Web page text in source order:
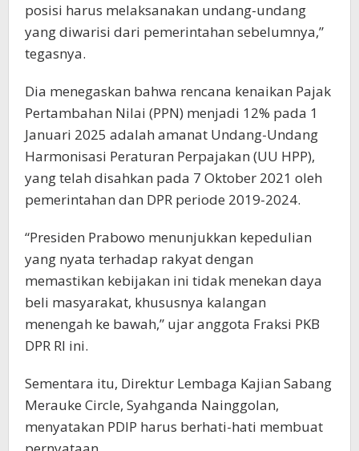
posisi harus melaksanakan undang-undang
yang diwarisi dari pemerintahan sebelumnya,”
tegasnya.
Dia menegaskan bahwa rencana kenaikan Pajak
Pertambahan Nilai (PPN) menjadi 12% pada 1
Januari 2025 adalah amanat Undang-Undang
Harmonisasi Peraturan Perpajakan (UU HPP),
yang telah disahkan pada 7 Oktober 2021 oleh
pemerintahan dan DPR periode 2019-2024.
“Presiden Prabowo menunjukkan kepedulian
yang nyata terhadap rakyat dengan
memastikan kebijakan ini tidak menekan daya
beli masyarakat, khususnya kalangan
menengah ke bawah,” ujar anggota Fraksi PKB
DPR RI ini.
Sementara itu, Direktur Lembaga Kajian Sabang
Merauke Circle, Syahganda Nainggolan,
menyatakan PDIP harus berhati-hati membuat